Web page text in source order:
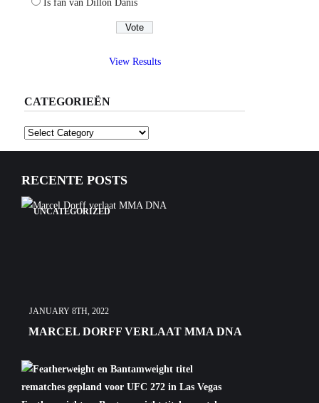
Is fan van Dillon Danis
View Results
CATEGORIEËN
Categorieën
RECENTE POSTS
UNCATEGORIZED
JANUARY 8TH, 2022
MARCEL DORFF VERLAAT MMA DNA